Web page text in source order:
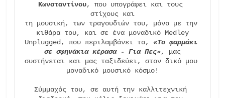
Κωνσταντίνου, που υπογράφει και τους
στίχους και
τη μουσική, των τραγουδιών του, μόνο με την
κιθάρα του, και σε ένα μοναδικό Medley
Unplugged, που περιλαμβάνει τα, «Το φαρμάκι
σε σφηνάκια κέρασα - Για Πες», μας
συστήνεται και μας ταξιδεύει, στον δικό μου
μοναδικό μουσικό κόσμο!
Σύμμαχός του, σε αυτή την καλλιτεχνική